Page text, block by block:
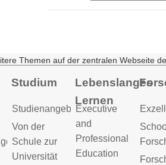
Themen auf der zentralen Webseite
Studium
Studienangebot
Von der
Schule zur
Universität
Lebenslanges
Lernen
Executive
and
Professional
Education